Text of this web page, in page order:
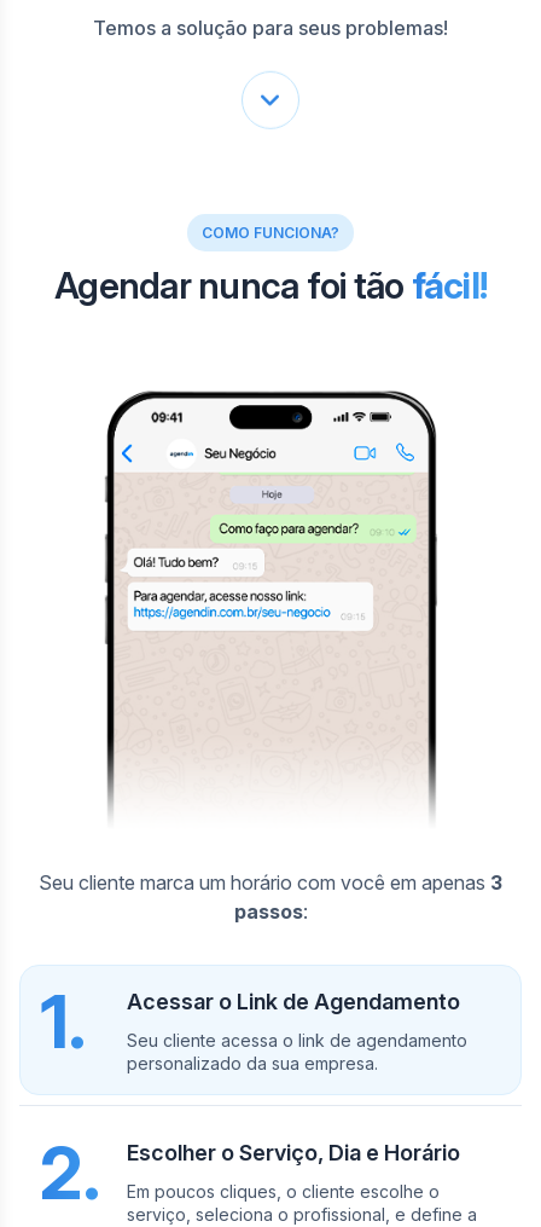
Temos a solução para seus problemas!
COMO FUNCIONA?
Agendar nunca foi tão fácil!
Seu cliente marca um horário com você em apenas 3
passos:
1. Acessar o Link de Agendamento
Seu cliente acessa o link de agendamento
personalizado da sua empresa.
2. Escolher o Serviço, Dia e Horário
Em poucos cliques, o cliente escolhe o
serviço, seleciona o profissional, e define a